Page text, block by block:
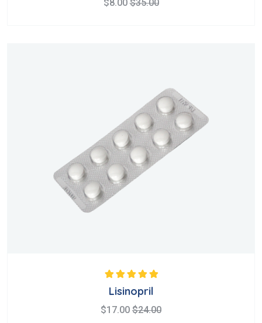
$8.00 $35.00
Note sur 5
Lisinopril
$17.00 $24.00